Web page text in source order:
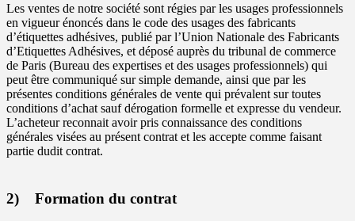
Les ventes de notre société sont régies par les usages professionnels
en vigueur énoncés dans le code des usages des fabricants
d’étiquettes adhésives, publié par l’Union Nationale des Fabricants
d’Etiquettes Adhésives, et déposé auprès du tribunal de commerce
de Paris (Bureau des expertises et des usages professionnels) qui
peut être communiqué sur simple demande, ainsi que par les
présentes conditions générales de vente qui prévalent sur toutes
conditions d’achat sauf dérogation formelle et expresse du vendeur.
L’acheteur reconnait avoir pris connaissance des conditions
générales visées au présent contrat et les accepte comme faisant
partie dudit contrat.
2) Formation du contrat